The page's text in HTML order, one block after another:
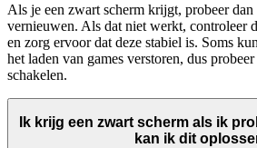
Als je een zwart scherm krijgt, probeer dan
vernieuwen. Als dat niet werkt, controleer
en zorg ervoor dat deze stabiel is. Soms
het laden van games verstoren, dus
schakelen.
Ik krijg een zwart scherm als ik
kan ik dit